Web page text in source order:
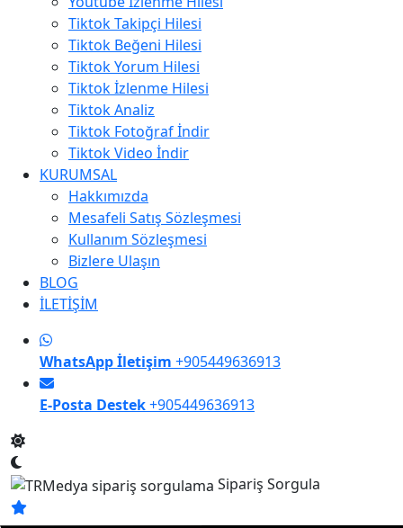
Tiktok Takipçi Hilesi
Tiktok Beğeni Hilesi
Tiktok Yorum Hilesi
Tiktok İzlenme Hilesi
Tiktok Analiz
Tiktok Fotoğraf İndir
Tiktok Video İndir
KURUMSAL
Hakkımızda
Mesafeli Satış Sözleşmesi
Kullanım Sözleşmesi
Bizlere Ulaşın
BLOG
İLETİŞİM
WhatsApp İletişim +905449636913
E-Posta Destek+905449636913
Sipariş Sorgula